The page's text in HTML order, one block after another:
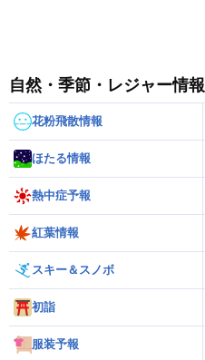
自然・季節・レジャー情報
花粉飛散情報
ほたる情報
熱中症予報
紅葉情報
スキー＆スノボ
初詣
服装予報